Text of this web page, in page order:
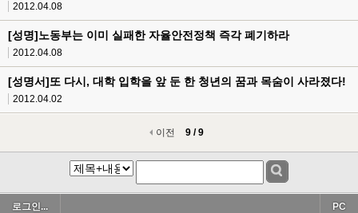
2012.04.08
[성명]노동부는 이미 실패한 자율안전정책 즉각 폐기하라
2012.04.08
[성명서]또 다시, 대학 입학을 앞 둔 한 청년의 꿈과 목숨이 사라졌다!
2012.04.02
이전 9 / 9
로그인... PC